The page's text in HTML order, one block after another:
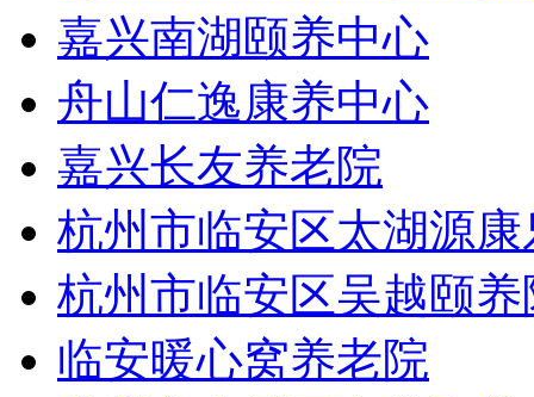
嘉兴南湖颐养中心
舟山仁逸康养中心
嘉兴长友养老院
杭州市临安区太湖源
杭州市临安区吴越颐养
临安暖心窝养老院